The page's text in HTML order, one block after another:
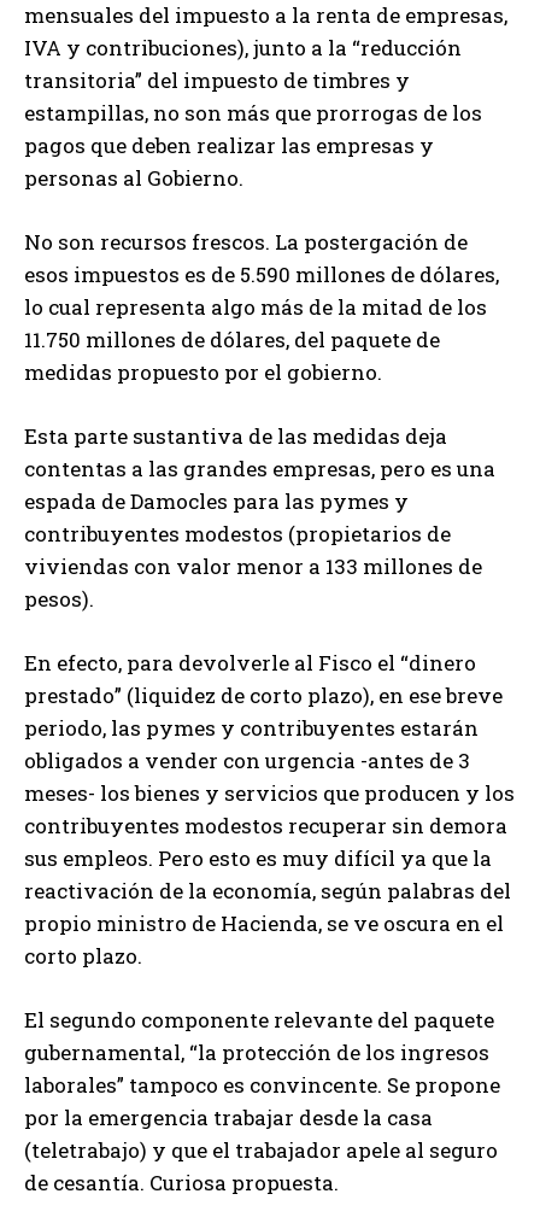
mensuales del impuesto a la renta de empresas,
IVA y contribuciones), junto a la “reducción
transitoria” del impuesto de timbres y
estampillas, no son más que prorrogas de los
pagos que deben realizar las empresas y
personas al Gobierno.
No son recursos frescos. La postergación de
esos impuestos es de 5.590 millones de dólares,
lo cual representa algo más de la mitad de los
11.750 millones de dólares, del paquete de
medidas propuesto por el gobierno.
Esta parte sustantiva de las medidas deja
contentas a las grandes empresas, pero es una
espada de Damocles para las pymes y
contribuyentes modestos (propietarios de
viviendas con valor menor a 133 millones de
pesos).
En efecto, para devolverle al Fisco el “dinero
prestado” (liquidez de corto plazo), en ese breve
periodo, las pymes y contribuyentes estarán
obligados a vender con urgencia -antes de 3
meses- los bienes y servicios que producen y los
contribuyentes modestos recuperar sin demora
sus empleos. Pero esto es muy difícil ya que la
reactivación de la economía, según palabras del
propio ministro de Hacienda, se ve oscura en el
corto plazo.
El segundo componente relevante del paquete
gubernamental, “la protección de los ingresos
laborales” tampoco es convincente. Se propone
por la emergencia trabajar desde la casa
(teletrabajo) y que el trabajador apele al seguro
de cesantía. Curiosa propuesta.